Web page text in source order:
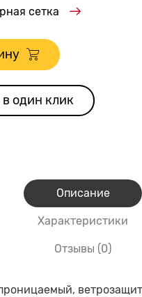
сетка
в один клик
Описание
Характеристики
Отзывы (0)